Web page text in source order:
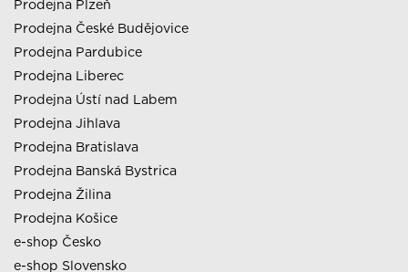
Prodejna Plzeň
Prodejna České Budějovice
Prodejna Pardubice
Prodejna Liberec
Prodejna Ústí nad Labem
Prodejna Jihlava
Prodejna Bratislava
Prodejna Banská Bystrica
Prodejna Žilina
Prodejna Košice
e-shop Česko
e-shop Slovensko